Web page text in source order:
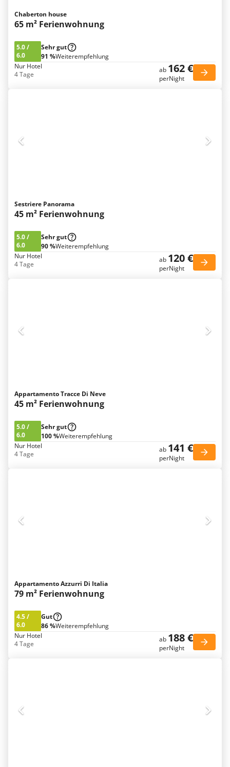
Chaberton house
65 m² Ferienwohnung
5.0/
6.0
Sehr gut
91 %Weiterempfehlung
Nur Hotel
4 Tage
ab 162 €
perNight
Sestriere Panorama
45 m² Ferienwohnung
5.0/
6.0
Sehr gut
90 %Weiterempfehlung
Nur Hotel
4 Tage
ab 120 €
perNight
Appartamento Tracce Di Neve
45 m² Ferienwohnung
5.0/
6.0
Sehr gut
100 %Weiterempfehlung
Nur Hotel
4 Tage
ab 141 €
perNight
Appartamento Azzurri Di Italia
79 m² Ferienwohnung
4.5/
6.0
Gut
86 %Weiterempfehlung
Nur Hotel
4 Tage
ab 188 €
perNight